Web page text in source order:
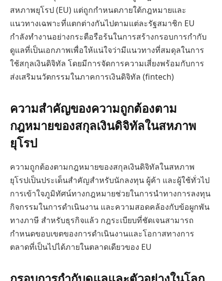
สหภาพยุโรป (EU) แต่ถูกกำหนดภายใต้กฎหมายและ
แนวทางเฉพาะที่แตกต่างกันไปตามแต่ละรัฐสมาชิก EU
กำลังทำงานอย่างกระตือรือร้นในการสร้างกรอบการกำกับ
ดูแลที่เป็นเอกภาพเพื่อให้แน่ใจว่ามีแนวทางที่สมดุลในการ
ใช้สกุลเงินดิจิทัล โดยมีการจัดการความเสี่ยงพร้อมกับการ
ส่งเสริมนวัตกรรมในภาคการเงินดิจิทัล (fintech)
ความสำคัญของความถูกต้องตาม
กฎหมายของสกุลเงินดิจิทัลในสหภาพ
ยุโรป
ความถูกต้องตามกฎหมายของสกุลเงินดิจิทัลในสหภาพ
ยุโรปเป็นประเด็นสำคัญสำหรับนักลงทุน ผู้ค้า และผู้ใช้ทั่วไป
การเข้าใจภูมิทัศน์ทางกฎหมายช่วยในการนำทางการลงทุน
กิจกรรมในการดำเนินงาน และความสอดคล้องกับข้อผูกพัน
ทางภาษี สำหรับธุรกิจแล้ว กฎระเบียบที่ชัดเจนสามารถ
กำหนดขอบเขตของการดำเนินงานและโอกาสทางการ
ตลาดที่เป็นไปได้ภายในตลาดเดียวของ EU